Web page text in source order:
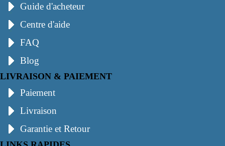
Guide d'acheteur
Centre d'aide
FAQ
Blog
LIVRAISON & PAIEMENT
Paiement
Livraison
Garantie et Retour